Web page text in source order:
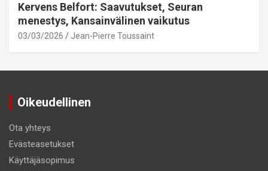
Kervens Belfort: Saavutukset, Seuran
menestys, Kansainvälinen vaikutus
03/03/2026 Jean-Pierre Toussaint
Oikeudellinen
Ota yhteys
Evästeasetukset
Käyttäjäsopimus